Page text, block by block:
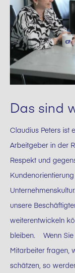
Das sind
Claudius Peters ist
Arbeitgeber in der
Respekt und
unsere
weiterentwickeln
bleiben. Wenn Sie
Mitarbeiter fragen,
schätzen, so